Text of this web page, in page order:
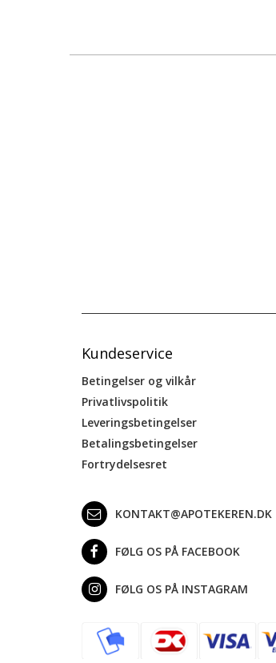
Kundeservice
Betingelser og vilkår
Privatlivspolitik
Leveringsbetingelser
Betalingsbetingelser
Fortrydelsesret
KONTAKT@APOTEKEREN.DK
FØLG OS PÅ FACEBOOK
FØLG OS PÅ INSTAGRAM